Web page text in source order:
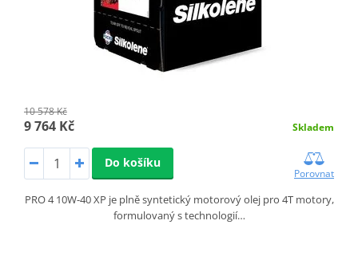
10 578 Kč
9 764 Kč Skladem
Do košíku
Porovnat
PRO 4 10W-40 XP je plně syntetický motorový olej pro 4T motory,
formulovaný s technologií…